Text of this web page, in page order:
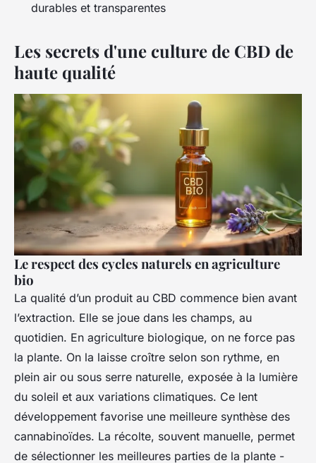
durables et transparentes
Les secrets d'une culture de CBD de
haute qualité
Le respect des cycles naturels en agriculture
bio
La qualité d’un produit au CBD commence bien avant
l’extraction. Elle se joue dans les champs, au
quotidien. En agriculture biologique, on ne force pas
la plante. On la laisse croître selon son rythme, en
plein air ou sous serre naturelle, exposée à la lumière
du soleil et aux variations climatiques. Ce lent
développement favorise une meilleure synthèse des
cannabinoïdes. La récolte, souvent manuelle, permet
de sélectionner les meilleures parties de la plante -